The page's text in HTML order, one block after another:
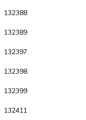
132388
132389
132397
132398
132399
132411